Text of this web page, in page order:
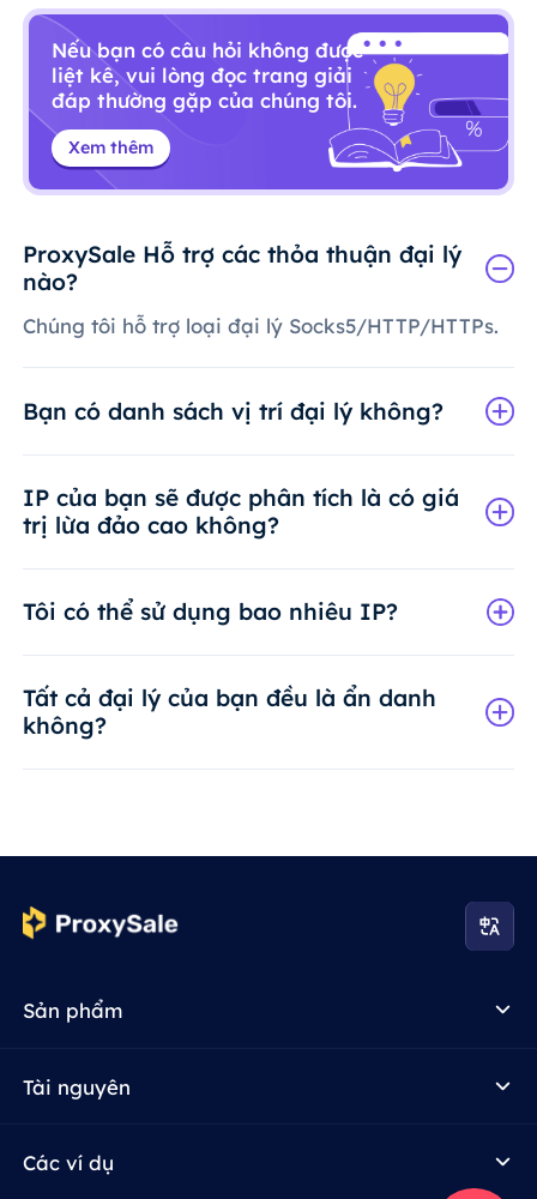
Nếu bạn có câu hỏi không được
liệt kê, vui lòng đọc trang giải
đáp thường gặp của chúng tôi.
Xem thêm
ProxySale Hỗ trợ các thỏa thuận đại lý
nào?
Chúng tôi hỗ trợ loại đại lý Socks5/HTTP/HTTPs.
Bạn có danh sách vị trí đại lý không?
IP của bạn sẽ được phân tích là có giá
trị lừa đảo cao không?
Tôi có thể sử dụng bao nhiêu IP?
Tất cả đại lý của bạn đều là ẩn danh
không?
Sản phẩm
Tài nguyên
Các ví dụ